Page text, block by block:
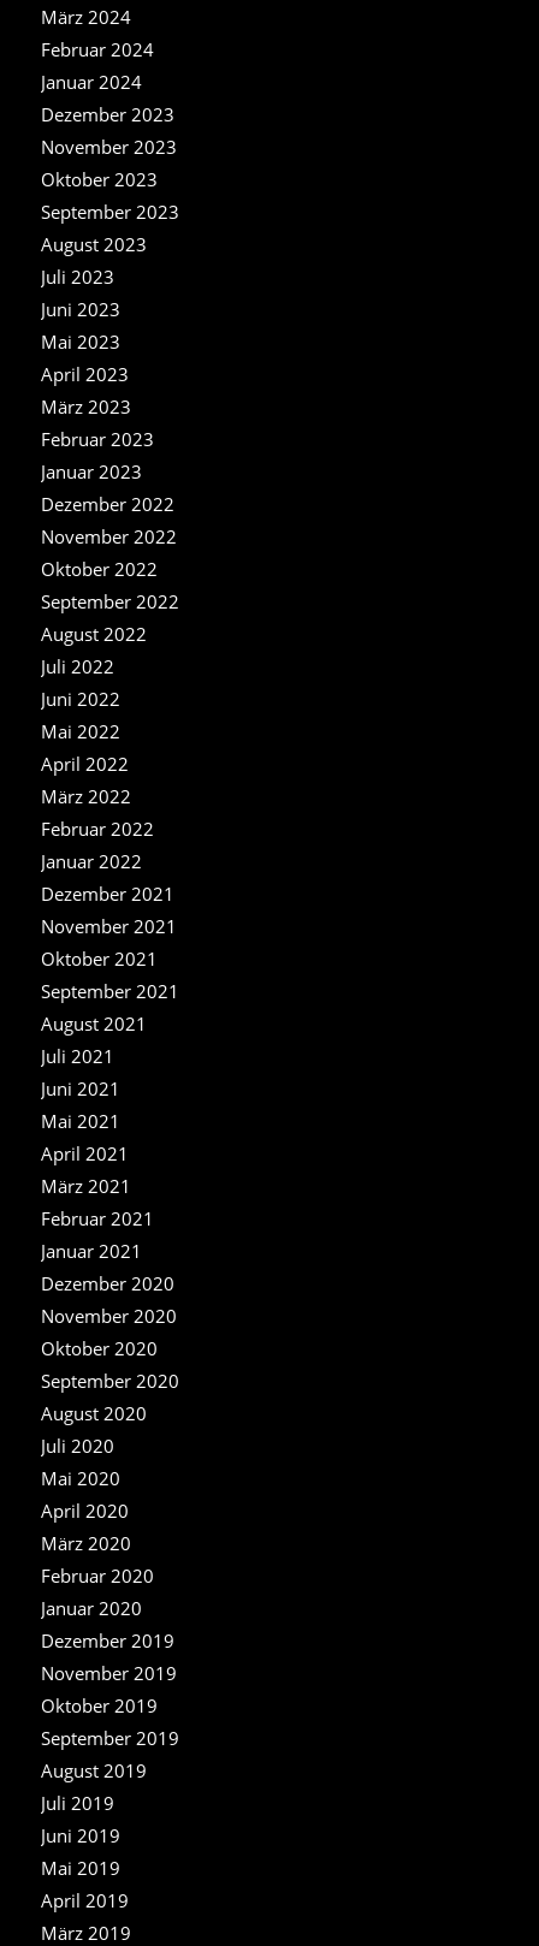
März 2024
Februar 2024
Januar 2024
Dezember 2023
November 2023
Oktober 2023
September 2023
August 2023
Juli 2023
Juni 2023
Mai 2023
April 2023
März 2023
Februar 2023
Januar 2023
Dezember 2022
November 2022
Oktober 2022
September 2022
August 2022
Juli 2022
Juni 2022
Mai 2022
April 2022
März 2022
Februar 2022
Januar 2022
Dezember 2021
November 2021
Oktober 2021
September 2021
August 2021
Juli 2021
Juni 2021
Mai 2021
April 2021
März 2021
Februar 2021
Januar 2021
Dezember 2020
November 2020
Oktober 2020
September 2020
August 2020
Juli 2020
Mai 2020
April 2020
März 2020
Februar 2020
Januar 2020
Dezember 2019
November 2019
Oktober 2019
September 2019
August 2019
Juli 2019
Juni 2019
Mai 2019
April 2019
März 2019